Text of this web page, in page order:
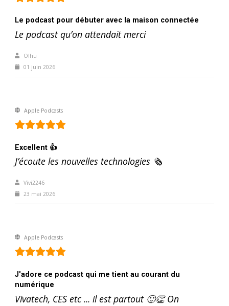
Le podcast pour débuter avec la maison connectée
Le podcast qu’on attendait merci
Olhu
01 juin 2026
Apple Podcasts
Excellent 👍
J’écoute les nouvelles technologies 🗞️
Vivi2246
23 mai 2026
Apple Podcasts
J'adore ce podcast qui me tient au courant du
numérique
Vivatech, CES etc ... il est partout 🙂👏 On